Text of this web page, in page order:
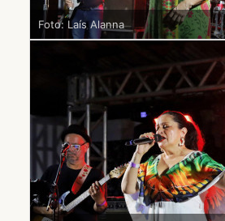
Foto: Laís Alanna